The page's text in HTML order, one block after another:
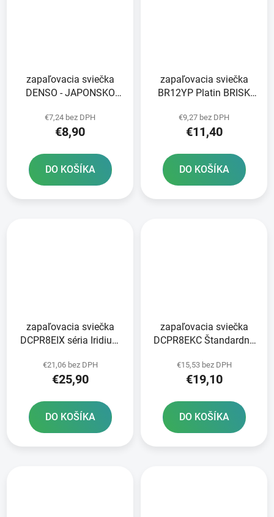
zapaľovacia sviečka
DENSO - JAPONSKO
STANDARD
€7,24 bez DPH
€8,90
DO KOŠÍKA
zapaľovacia sviečka
BR12YP Platin BRISK
€9,27 bez DPH
€11,40
DO KOŠÍKA
zapaľovacia sviečka
DCPR8EIX séria Iridium
€21,06 bez DPH
€25,90
DO KOŠÍKA
zapaľovacia sviečka
DCPR8EKC Štandardná
€15,53 bez DPH
€19,10
DO KOŠÍKA